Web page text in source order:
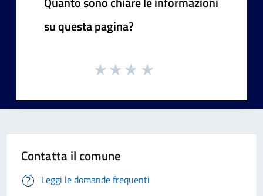
su questa pagina?
Contatta il comune
Leggi le domande frequenti